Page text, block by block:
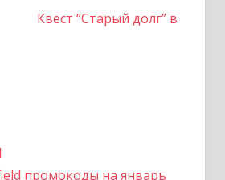
Квест “Старый долг” в
промокоды на январь